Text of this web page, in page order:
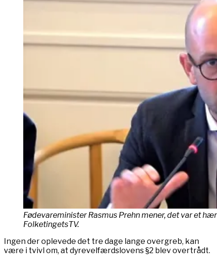
Fødevareminister Rasmus Prehn mener, det var et
FolketingetsTV.
Ingen der oplevede det tre dage lange overgreb, kan
være i tvivl om, at dyrevelfærdslovens §2 blev overtrådt.